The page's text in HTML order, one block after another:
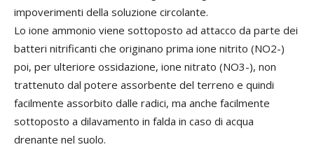
impoverimenti della soluzione circolante.
Lo ione ammonio viene sottoposto ad attacco da parte dei
batteri nitrificanti che originano prima ione nitrito (NO2-)
poi, per ulteriore ossidazione, ione nitrato (NO3-), non
trattenuto dal potere assorbente del terreno e quindi
facilmente assorbito dalle radici, ma anche facilmente
sottoposto a dilavamento in falda in caso di acqua
drenante nel suolo.